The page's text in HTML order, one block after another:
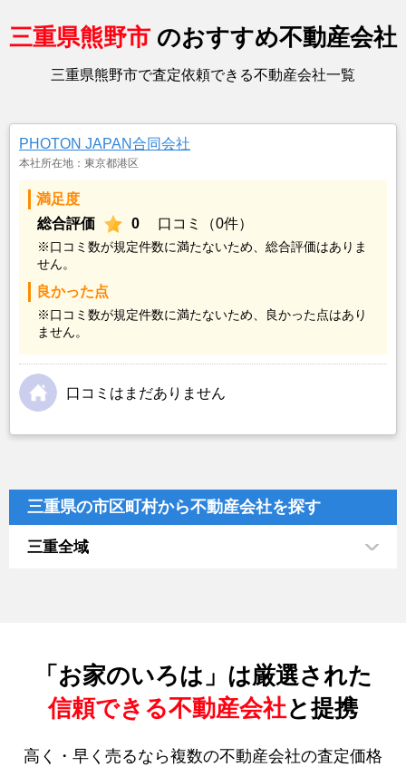
三重県熊野市 のおすすめ不動産会社
三重県熊野市で査定依頼できる不動産会社一覧
PHOTON JAPAN合同会社
本社所在地：東京都港区
満足度
総合評価
0 口コミ（0件）
※口コミ数が規定件数に満たないため、総合評価はありま
せん。
良かった点
※口コミ数が規定件数に満たないため、良かった点はあり
ません。
口コミはまだありません
三重県の市区町村から不動産会社を探す
三重全域
「お家のいろは」は厳選された
信頼できる不動産会社と提携
高く・早く売るなら複数の不動産会社の査定価格